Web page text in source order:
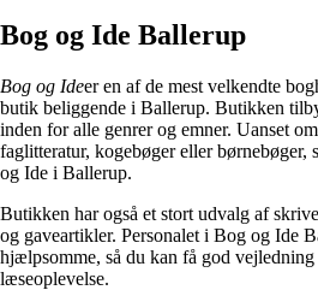
Bog og Ide Ballerup
Bog og Ideer en af de mest velkendte
butik beliggende i Ballerup. Butikken
inden for alle genrer og emner. Uanset
faglitteratur, kogebøger eller børnebøger,
og Ide i Ballerup.
Butikken har også et stort udvalg af
og gaveartikler. Personalet i Bog og Ide
hjælpsomme, så du kan få god
læseoplevelse.